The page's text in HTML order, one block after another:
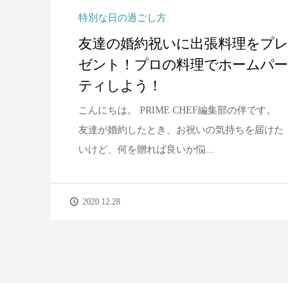
特別な日の過ごし方
友達の婚約祝いに出張料理をプレ
ゼント！プロの料理でホームパー
ティしよう！
こんにちは。 PRIME CHEF編集部の伴です。
友達が婚約したとき、お祝いの気持ちを届けた
いけど、何を贈れば良いか悩...
2020.12.28